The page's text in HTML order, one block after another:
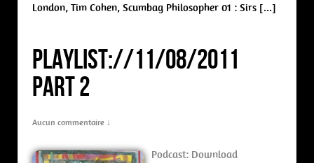
London, Tim Cohen, Scumbag Philosopher 01 : Sirs […]
PLAYLIST://11/08/2011
Part 2
Aucun commentaire ↓
Podcast: Download